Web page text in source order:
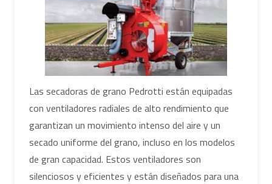
Las secadoras de grano Pedrotti están equipadas
con ventiladores radiales de alto rendimiento que
garantizan un movimiento intenso del aire y un
secado uniforme del grano, incluso en los modelos
de gran capacidad. Estos ventiladores son
silenciosos y eficientes y están diseñados para una